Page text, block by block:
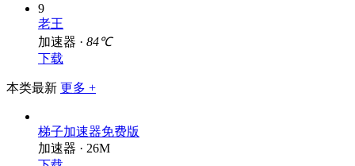
9
老王
加速器 · 84℃
下载
本类最新 更多 +
梯子加速器免费版
加速器 · 26M